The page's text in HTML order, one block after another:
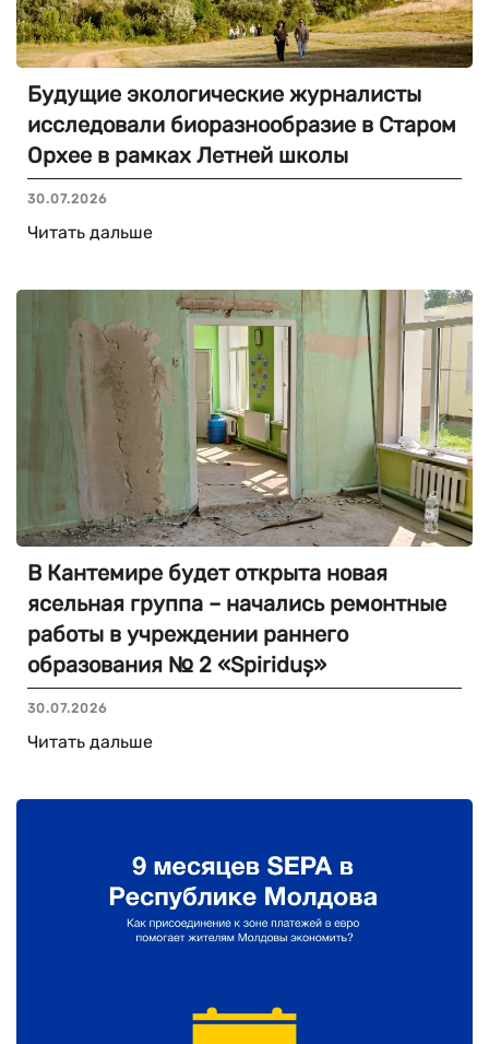
Будущие экологические журналисты
исследовали биоразнообразие в Старом
Орхее в рамках Летней школы
30.07.2026
Читать дальше
В Кантемире будет открыта новая
ясельная группа – начались ремонтные
работы в учреждении раннего
образования № 2 «Spiriduș»
30.07.2026
Читать дальше